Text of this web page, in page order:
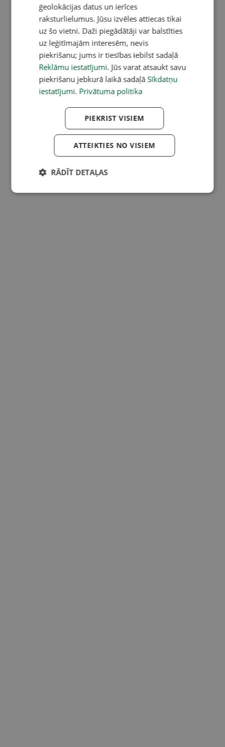
ģeolokācijas datus un ierīces
raksturlielumus. Jūsu izvēles attiecas tikai
uz šo vietni. Daži piegādātāji var balstīties
uz leģitīmajām interesēm, nevis
piekrišanu; jums ir tiesības iebilst sadaļā
Reklāmu iestatījumi. Jūs varat atsaukt savu
piekrišanu jebkurā laikā sadaļā Sīkdatņu
iestatījumi. Privātuma politika
PIEKRIST VISIEM
ATTEIKTIES NO VISIEM
RĀDĪT DETAĻAS